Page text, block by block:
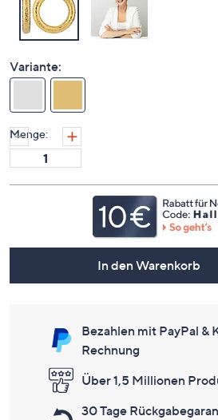
Variante:
Menge:
In den Warenkorb
Bezahlen mit PayPal &
Rechnung
Über 1,5 Millionen
30 Tage